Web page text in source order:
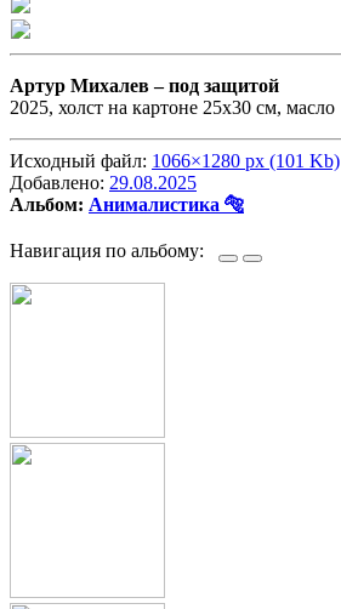
Артур Михалев –под защитой
2025, холст на картоне 25х30 см, масло
Исходный файл: 1066×1280 px (101 Kb)
Добавлено: 29.08.2025
Альбом: Анималистика 🐅
Навигация по альбому: